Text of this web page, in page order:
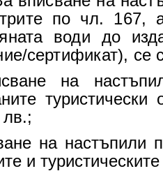
по чл. 167,
води до
сертификат), се
на
лв.;
на настъпили
и